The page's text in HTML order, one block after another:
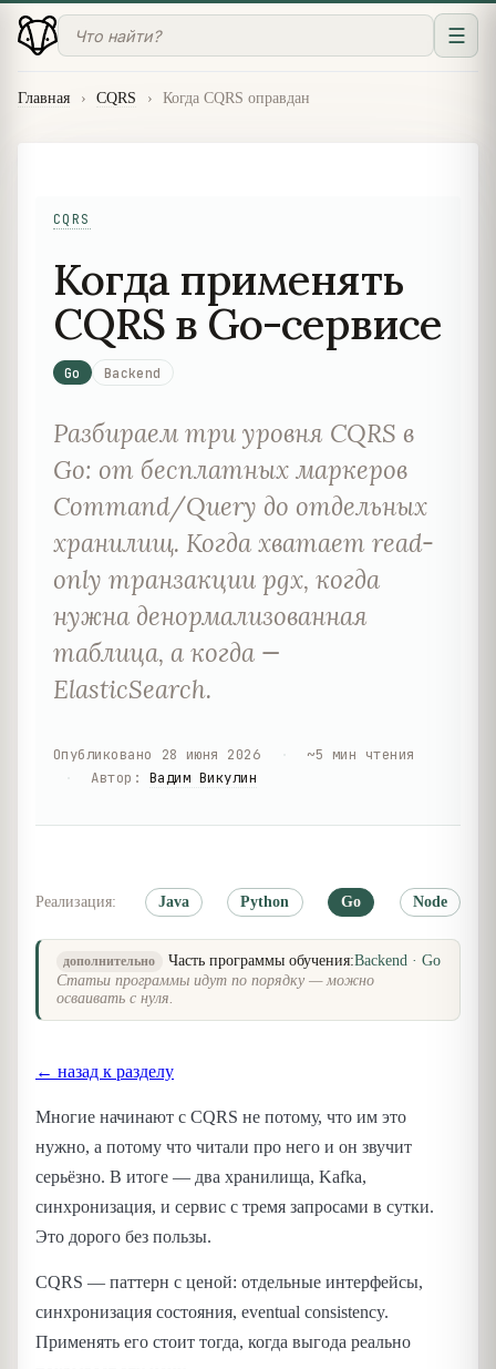
☰
Главная › CQRS › Когда CQRS оправдан
CQRS
Когда применять
CQRS в Go-сервисе
Go Backend
Разбираем три уровня CQRS в
Go: от бесплатных маркеров
Command/Query до отдельных
хранилищ. Когда хватает read-
only транзакции pgx, когда
нужна денормализованная
таблица, а когда —
ElasticSearch.
Опубликовано 28 июня 2026 ~5 мин чтения
Автор : Вадим Викулин
Реализация: Java Python Go Node
дополнительно Часть программы обучения:Backend · Go
Статьи программы идут по порядку — можно
осваивать с нуля.
← назад к разделу
Многие начинают с CQRS не потому, что им это
нужно, а потому что читали про него и он звучит
серьёзно. В итоге — два хранилища, Kafka,
синхронизация, и сервис с тремя запросами в сутки.
Это дорого без пользы.
CQRS — паттерн с ценой: отдельные интерфейсы,
синхронизация состояния, eventual consistency.
Применять его стоит тогда, когда выгода реально